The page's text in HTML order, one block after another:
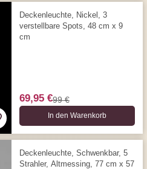
Deckenleuchte, Nickel, 3
verstellbare Spots, 48 cm x 9
cm
69,95 €99 €
In den Warenkorb
Deckenleuchte, Schwenkbar, 5
Strahler, Altmessing, 77 cm x 57